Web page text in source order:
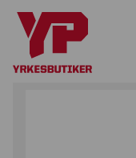
HEM SKOR/SKYDDSSKOR